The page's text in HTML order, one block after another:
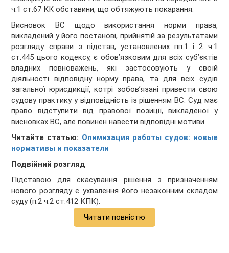
ч.1 ст.67 КК обставини, що обтяжують покарання.
Висновок ВС щодо використання норми права,
викладений у його постанові, прийнятій за результатами
розгляду справи з підстав, установлених пп.1 і 2 ч.1
ст.445 цього кодексу, є обов’язковим для всіх суб’єктів
владних повноважень, які застосовують у своїй
діяльності відповідну норму права, та для всіх судів
загальної юрисдикції, котрі зобов’язані привести свою
судову практику у відповідність із рішенням ВС. Суд має
право відступити від правової позиції, викладеної у
висновках ВС, але повинен навести відповідні мотиви.
Читайте статью: Опимизация работы судов: новые
нормативы и показатели
Подвійний розгляд
Підставою для скасування рішення з призначенням
нового розгляду є ухвалення його незаконним складом
суду (п.2 ч.2 ст.412 КПК).
Читати повністю